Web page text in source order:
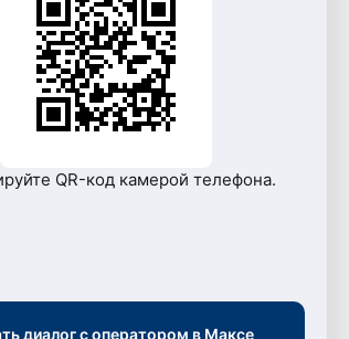
QR-код камерой телефона.
диалог с оператором в Максе